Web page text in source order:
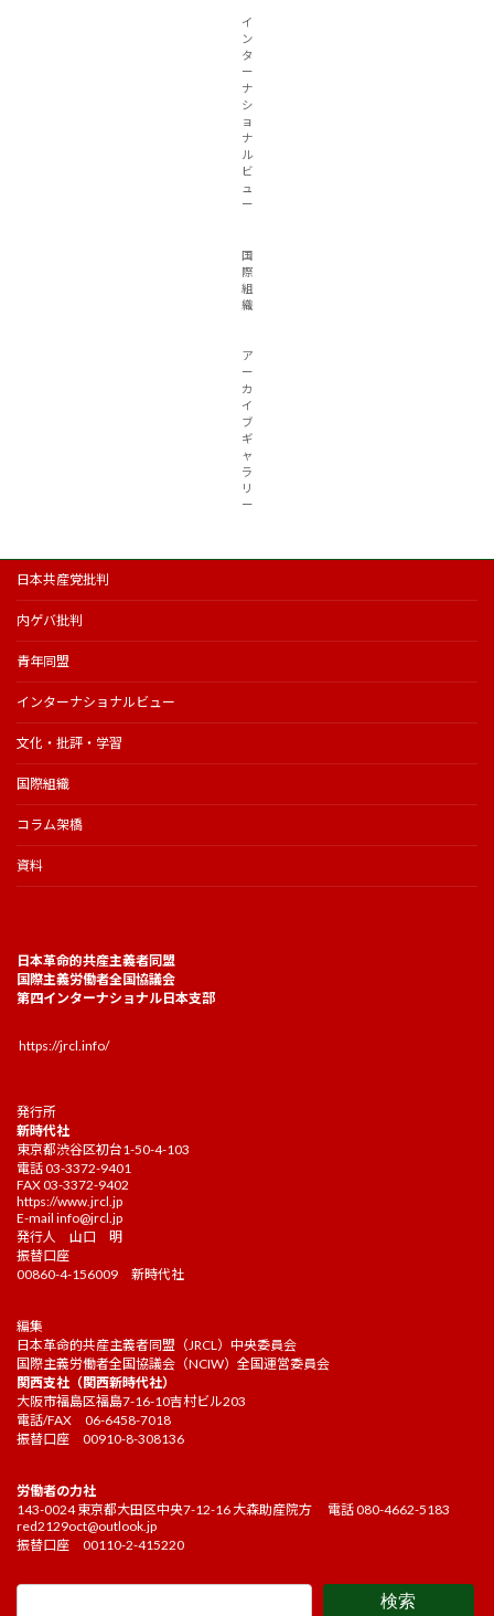
イ
ン
タ
ー
ナ
シ
ョ
ナ
ル
ビ
ュ
ー
国
際
組
織
ア
ー
カ
イ
ブ
ギ
ャ
ラ
リ
ー
日本共産党批判
内ゲバ批判
青年同盟
インターナショナルビュー
文化・批評・学習
国際組織
コラム架橋
資料
日本革命的共産主義者同盟
国際主義労働者全国協議会
第四インターナショナル日本支部
https://jrcl.info/
発行所
新時代社
東京都渋谷区初台1-50-4-103
電話 03-3372-9401
FAX 03-3372-9402
https://www.jrcl.jp
E-mail info@jrcl.jp
発行人 山口 明
振替口座
00860-4-156009 新時代社
編集
日本革命的共産主義者同盟（JRCL）中央委員会
国際主義労働者全国協議会（NCIW）全国運営委員会
関西支社（関西新時代社）
大阪市福島区福島7-16-10吉村ビル203
電話/FAX 06-6458-7018
振替口座 00910-8-308136
労働者の力社
143-0024 東京都大田区中央7-12-16 大森助産院方 電話 080-4662-5183
red2129oct@outlook.jp
振替口座 00110-2-415220
検索